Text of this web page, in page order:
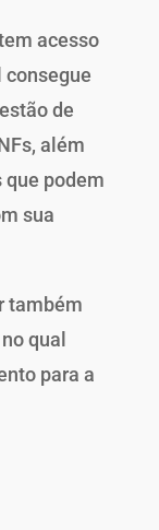
acesso
consegue
de
além
que podem
sua
também
qual
para a